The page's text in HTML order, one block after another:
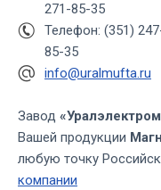
271-85-35
Телефон: (351)
85-35
info@uralmufta.ru
Завод
Вашей продукции
любую точку
компании